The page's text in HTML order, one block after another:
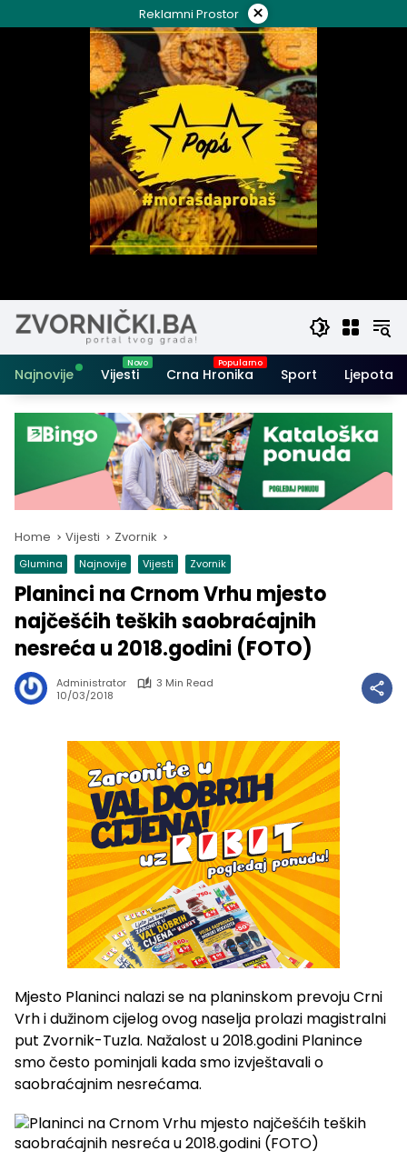
to
Reklamni Prostor ×
Najnovije Vijesti Crna Hronika Sport Ljepota i
Home Vijesti Zvornik
Glumina Najnovije Vijesti Zvornik
Planinci na Crnom Vrhu mjesto
najčešćih teških saobraćajnih
nesreća u 2018.godini (FOTO)
Administrator
3 Min Read
10/03/2018
Mjesto Planinci nalazi se na planinskom prevoju Crni
Vrh i dužinom cijelog ovog naselja prolazi magistralni
put Zvornik-Tuzla. Nažalost u 2018.godini Planince
smo često pominjali kada smo izvještavali o
saobraćajnim nesrećama.